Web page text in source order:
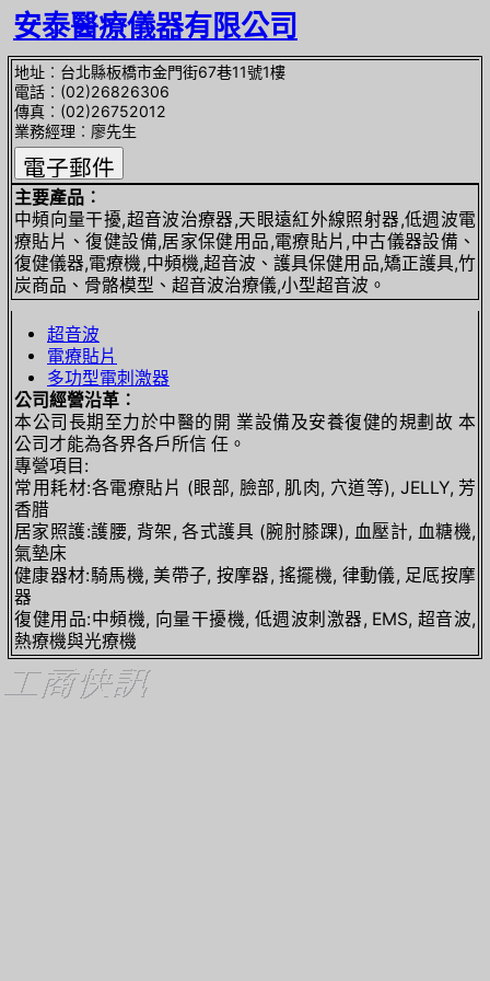
安泰醫療儀器有限公司
地址︰台北縣板橋市金門街67巷11號1樓
電話︰(02)26826306
傳真︰(02)26752012
業務經理︰廖先生
主要產品︰
中頻向量干擾,超音波治療器,天眼遠紅外線照射器,低週波電
療貼片、復健設備,居家保健用品,電療貼片,中古儀器設備、
復健儀器,電療機,中頻機,超音波、護具保健用品,矯正護具,竹
炭商品、骨骼模型、超音波治療儀,小型超音波。
超音波
電療貼片
多功型電刺激器
公司經營沿革︰
本公司長期至力於中醫的開 業設備及安養復健的規劃故 本
公司才能為各界各戶所信 任。
專營項目:
常用耗材:各電療貼片 (眼部, 臉部, 肌肉, 穴道等), JELLY, 芳
香腊
居家照護:護腰, 背架, 各式護具 (腕肘膝踝), 血壓計, 血糖機,
氣墊床
健康器材:騎馬機, 美帶子, 按摩器, 搖擺機, 律動儀, 足厎按摩
器
復健用品:中頻機, 向量干擾機, 低週波刺激器, EMS, 超音波,
熱療機與光療機